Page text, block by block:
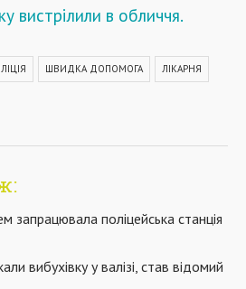
вистрілили в обличчя.
ШВИДКА ДОПОМОГА ЛІКАРНЯ
запрацювала поліцейська станція
вибухівку у валізі, став відомий